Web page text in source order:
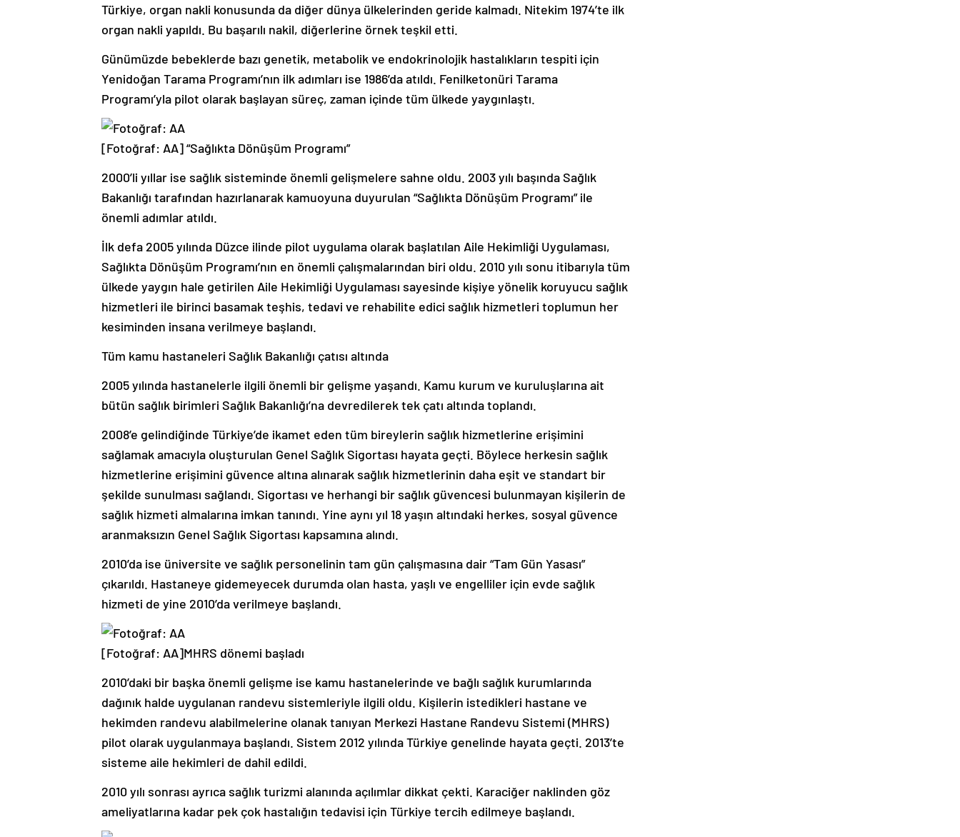
Türkiye, organ nakli konusunda da diğer dünya ülkelerinden geride kalmadı. Nitekim 1974’te ilk
organ nakli yapıldı. Bu başarılı nakil, diğerlerine örnek teşkil etti.
Günümüzde bebeklerde bazı genetik, metabolik ve endokrinolojik hastalıkların tespiti için
Yenidoğan Tarama Programı’nın ilk adımları ise 1986’da atıldı. Fenilketonüri Tarama
Programı’yla pilot olarak başlayan süreç, zaman içinde tüm ülkede yaygınlaştı.
[Fotoğraf: AA]“Sağlıkta Dönüşüm Programı”
2000’li yıllar ise sağlık sisteminde önemli gelişmelere sahne oldu. 2003 yılı başında Sağlık
Bakanlığı tarafından hazırlanarak kamuoyuna duyurulan “Sağlıkta Dönüşüm Programı” ile
önemli adımlar atıldı.
İlk defa 2005 yılında Düzce ilinde pilot uygulama olarak başlatılan Aile Hekimliği Uygulaması,
Sağlıkta Dönüşüm Programı’nın en önemli çalışmalarından biri oldu. 2010 yılı sonu itibarıyla tüm
ülkede yaygın hale getirilen Aile Hekimliği Uygulaması sayesinde kişiye yönelik koruyucu sağlık
hizmetleri ile birinci basamak teşhis, tedavi ve rehabilite edici sağlık hizmetleri toplumun her
kesiminden insana verilmeye başlandı.
Tüm kamu hastaneleri Sağlık Bakanlığı çatısı altında
2005 yılında hastanelerle ilgili önemli bir gelişme yaşandı. Kamu kurum ve kuruluşlarına ait
bütün sağlık birimleri Sağlık Bakanlığı’na devredilerek tek çatı altında toplandı.
2008’e gelindiğinde Türkiye’de ikamet eden tüm bireylerin sağlık hizmetlerine erişimini
sağlamak amacıyla oluşturulan Genel Sağlık Sigortası hayata geçti. Böylece herkesin sağlık
hizmetlerine erişimini güvence altına alınarak sağlık hizmetlerinin daha eşit ve standart bir
şekilde sunulması sağlandı. Sigortası ve herhangi bir sağlık güvencesi bulunmayan kişilerin de
sağlık hizmeti almalarına imkan tanındı. Yine aynı yıl 18 yaşın altındaki herkes, sosyal güvence
aranmaksızın Genel Sağlık Sigortası kapsamına alındı.
2010’da ise üniversite ve sağlık personelinin tam gün çalışmasına dair “Tam Gün Yasası”
çıkarıldı. Hastaneye gidemeyecek durumda olan hasta, yaşlı ve engelliler için evde sağlık
hizmeti de yine 2010’da verilmeye başlandı.
[Fotoğraf: AA]MHRS dönemi başladı
2010’daki bir başka önemli gelişme ise kamu hastanelerinde ve bağlı sağlık kurumlarında
dağınık halde uygulanan randevu sistemleriyle ilgili oldu. Kişilerin istedikleri hastane ve
hekimden randevu alabilmelerine olanak tanıyan Merkezi Hastane Randevu Sistemi (MHRS)
pilot olarak uygulanmaya başlandı. Sistem 2012 yılında Türkiye genelinde hayata geçti. 2013’te
sisteme aile hekimleri de dahil edildi.
2010 yılı sonrası ayrıca sağlık turizmi alanında açılımlar dikkat çekti. Karaciğer naklinden göz
ameliyatlarına kadar pek çok hastalığın tedavisi için Türkiye tercih edilmeye başlandı.